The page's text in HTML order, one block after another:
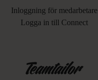
Inloggning för medarbetare
Logga in till Connect